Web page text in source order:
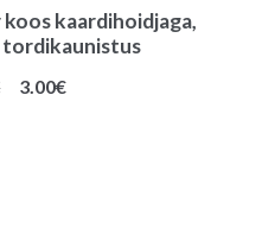
kaardihoidjaga,
Algne
3.00€Praegune